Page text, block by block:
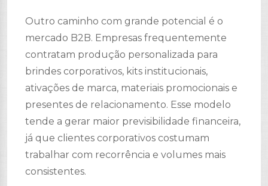
Outro caminho com grande potencial é o
mercado B2B. Empresas frequentemente
contratam produção personalizada para
brindes corporativos, kits institucionais,
ativações de marca, materiais promocionais e
presentes de relacionamento. Esse modelo
tende a gerar maior previsibilidade financeira,
já que clientes corporativos costumam
trabalhar com recorrência e volumes mais
consistentes.